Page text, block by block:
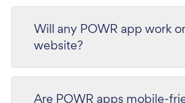
Will any POWR app work
website?
Are POWR apps mobile-